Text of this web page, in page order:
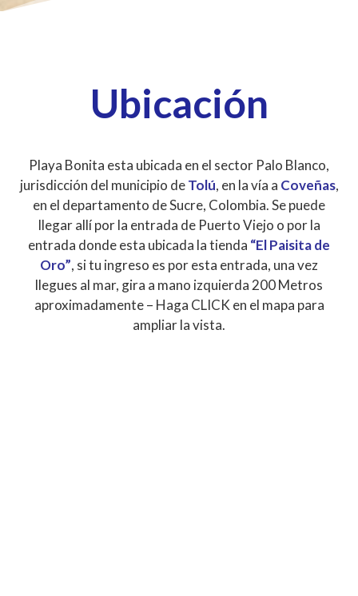
Ubicación
Playa Bonita esta ubicada en el sector Palo Blanco,
jurisdicción del municipio deTolú, en la vía a Coveñas,
en el departamento de Sucre, Colombia. Se puede
llegar allí por la entrada de Puerto Viejo o por la
entrada donde esta ubicada la tienda “El Paisita de
Oro”, si tu ingreso es por esta entrada, una vez
llegues al mar, gira a mano izquierda 200 Metros
aproximadamente – Haga CLICK en el mapa para
ampliar la vista.